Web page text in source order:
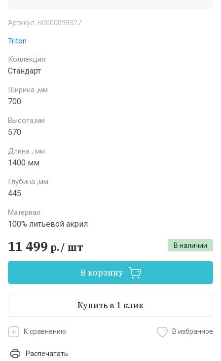
Артикул: Н0000099327
Triton
Коллекция
Стандарт
Ширина ,мм
700
Высота,мм
570
Длина , мм
1400 мм
Глубина ,мм
445
Материал
100% литьевой акрил
В наличии
11 499 р./ шт
В корзину
Купить в 1 клик
К сравнению В избранное
Распечатать